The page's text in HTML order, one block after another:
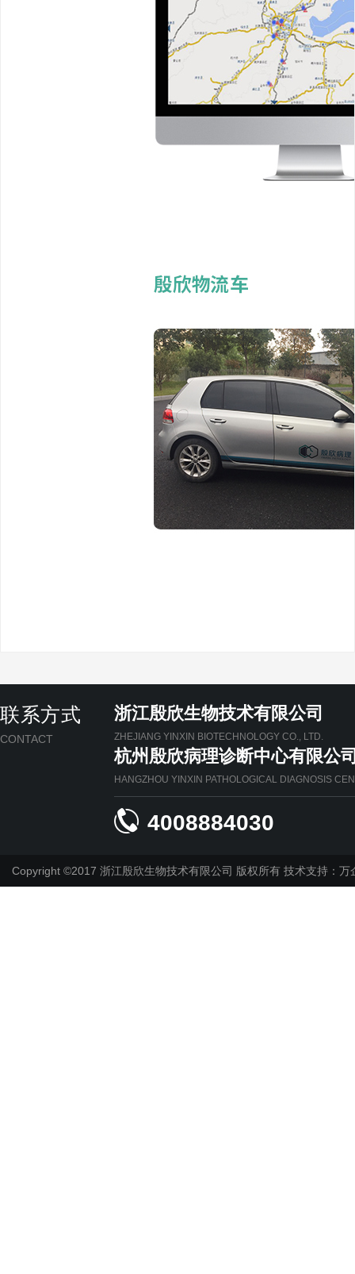
联系方式
CONTACT
浙江殷欣生物技术有限公司
ZHEJIANG YINXIN BIOTECHNOLOGY CO., LTD.
杭州殷欣病理诊断中心有限公
HANGZHOU YINXIN PATHOLOGICAL DIAGNOSIS
 4008884030
Copyright ©2017 浙江殷欣生物技术有限公司 版权所有 技术支持：万